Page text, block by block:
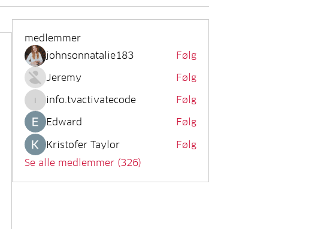
medlemmer
johnsonnatalie183
Følg
Jeremy
Følg
info.tvactivatecode
info.tvactivatecode
Følg
Edward
Følg
Kristofer Taylor
Følg
Se alle medlemmer (326)